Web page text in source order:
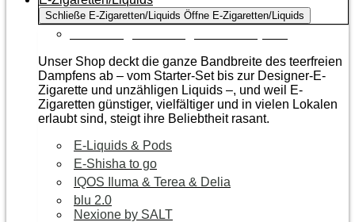
Schließe E-Zigaretten/Liquids Öffne E-Zigaretten/Liquids
Unser Shop deckt die ganze Bandbreite des teerfreien
Dampfens ab – vom Starter-Set bis zur Designer-E-
Zigarette und unzähligen Liquids –, und weil E-
Zigaretten günstiger, vielfältiger und in vielen Lokalen
erlaubt sind, steigt ihre Beliebtheit rasant.
E-Liquids & Pods
E-Shisha to go
IQOS Iluma & Terea & Delia
blu 2.0
Nexione by SALT